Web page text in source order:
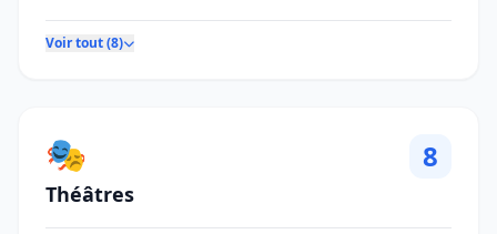
Voir tout (8)
🎭
Théâtres
8